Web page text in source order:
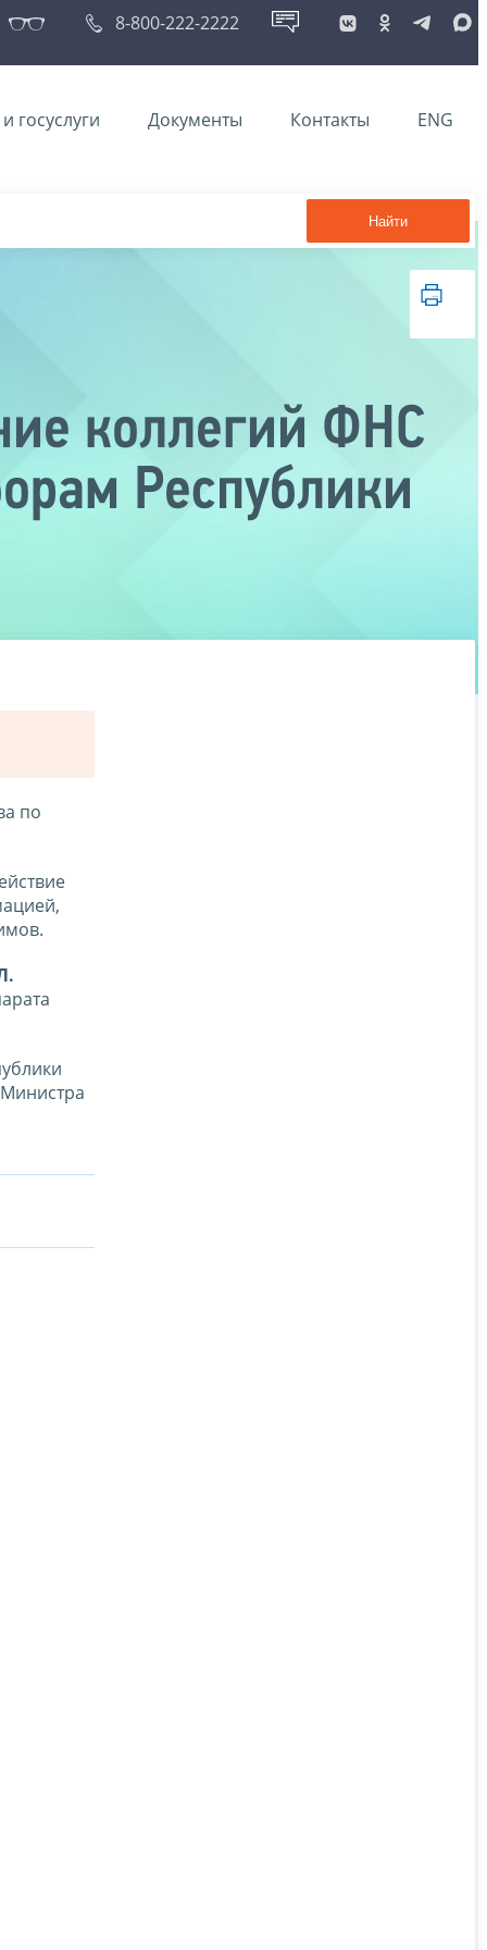
8-800-222-2222
госуслуги Документы Контакты ENG
Найти
коллегий ФНС
Республики
по